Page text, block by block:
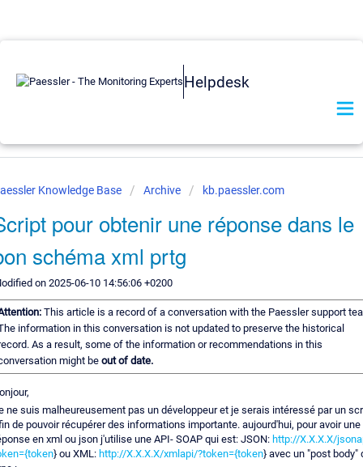
Helpdesk
Knowledge Base Archive kb.paessler.com
pour obtenir une réponse dans le
schéma xml prtg
on 2025-06-10 14:56:06 +0200
This article is a record of a conversation with the Paessler support
information in this conversation is not updated to preserve the historical
As a result, some of the information or recommendations in this
might be out of date.
ne suis malheureusement pas un développeur et je serais intéressé par un
de pouvoir récupérer des informations importante. aujourd'hui, pour avoir une
en xml ou json j'utilise une API- SOAP qui est: JSON: http://X.X.X.X/
} ou XML: http://X.X.X.X/xmlapi/?token={token} avec un "post body"